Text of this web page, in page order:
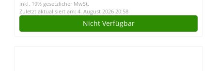
(Auf Rädern)
inkl. 19% gesetzlicher MwSt.
Zuletzt aktualisiert am: 4. August 2026 20:58
Nicht Verfügbar